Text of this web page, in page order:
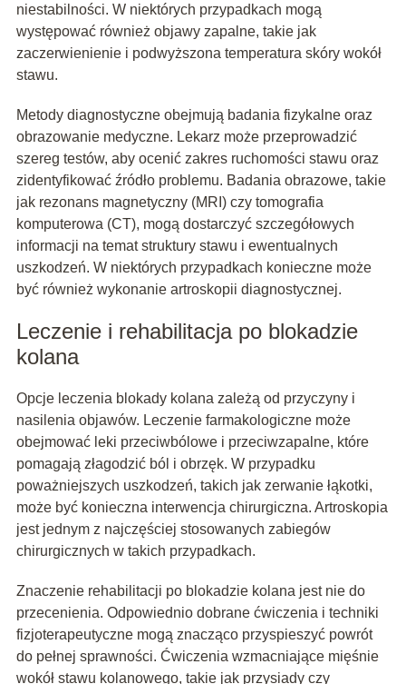
niestabilności. W niektórych przypadkach mogą
występować również objawy zapalne, takie jak
zaczerwienienie i podwyższona temperatura skóry wokół
stawu.
Metody diagnostyczne obejmują badania fizykalne oraz
obrazowanie medyczne. Lekarz może przeprowadzić
szereg testów, aby ocenić zakres ruchomości stawu oraz
zidentyfikować źródło problemu. Badania obrazowe, takie
jak rezonans magnetyczny (MRI) czy tomografia
komputerowa (CT), mogą dostarczyć szczegółowych
informacji na temat struktury stawu i ewentualnych
uszkodzeń. W niektórych przypadkach konieczne może
być również wykonanie artroskopii diagnostycznej.
Leczenie i rehabilitacja po blokadzie
kolana
Opcje leczenia blokady kolana zależą od przyczyny i
nasilenia objawów. Leczenie farmakologiczne może
obejmować leki przeciwbólowe i przeciwzapalne, które
pomagają złagodzić ból i obrzęk. W przypadku
poważniejszych uszkodzeń, takich jak zerwanie łąkotki,
może być konieczna interwencja chirurgiczna. Artroskopia
jest jednym z najczęściej stosowanych zabiegów
chirurgicznych w takich przypadkach.
Znaczenie rehabilitacji po blokadzie kolana jest nie do
przecenienia. Odpowiednio dobrane ćwiczenia i techniki
fizjoterapeutyczne mogą znacząco przyspieszyć powrót
do pełnej sprawności. Ćwiczenia wzmacniające mięśnie
wokół stawu kolanowego, takie jak przysiady czy